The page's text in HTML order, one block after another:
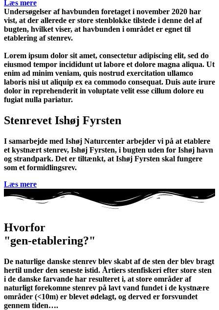
Læs mere
Undersøgelser af havbunden foretaget i november 2020 har
vist, at der allerede er store stenblokke tilstede i denne del af
bugten, hvilket viser, at havbunden i området er egnet til
etablering af stenrev.
Lorem ipsum dolor sit amet, consectetur adipiscing elit, sed do
eiusmod tempor incididunt ut labore et dolore magna aliqua. Ut
enim ad minim veniam, quis nostrud exercitation ullamco
laboris nisi ut aliquip ex ea commodo consequat. Duis aute irure
dolor in reprehenderit in voluptate velit esse cillum dolore eu
fugiat nulla pariatur.
Stenrevet Ishøj Fyrsten
I samarbejde med Ishøj Naturcenter arbejder vi på at etablere
et kystnært stenrev, Ishøj Fyrsten, i bugten uden for Ishøj havn
og strandpark. Det er tiltænkt, at Ishøj Fyrsten skal fungere
som et formidlingsrev.
Læs mere
Hvorfor
"gen-etablering?"
De naturlige danske stenrev blev skabt af de sten der blev bragt
hertil under den seneste istid. Årtiers stenfiskeri efter store sten
i de danske farvande har resulteret i, at store områder af
naturligt forekomne stenrev på lavt vand fundet i de kystnære
områder (<10m) er blevet ødelagt, og derved er forsvundet
gennem tiden….